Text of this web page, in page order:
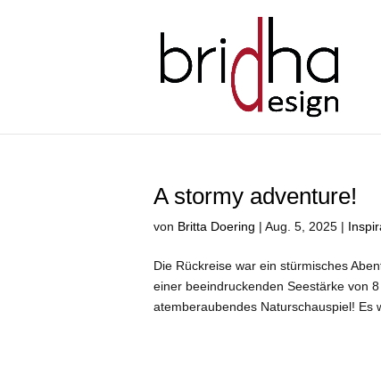
A stormy adventure!
von Britta Doering | Aug. 5, 2025 |
Die Rückreise war ein stürmisches
einer beeindruckenden Seestärke von
atemberaubendes Naturschauspiel! Es